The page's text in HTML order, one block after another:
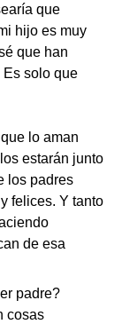
que
hijo es muy
que han
Es solo que
lo aman
estarán junto
los padres
felices. Y tanto
de esa
padre?
cosas